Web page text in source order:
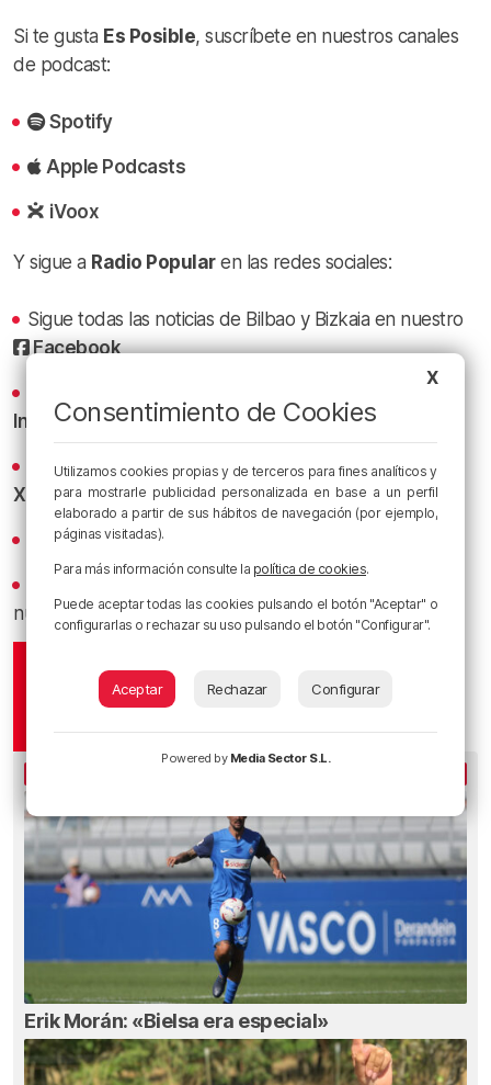
Si te gusta Es Posible, suscríbete en nuestros canales
de podcast:
Spotify
Apple Podcasts
iVoox
Y sigue a Radio Popularen las redes sociales:
Sigue todas las noticias de Bilbao y Bizkaia en nuestro
Facebook
Instagram
Los titulares y los bacalaos del Athletic al minuto en
X
Revive los mejores bacalaos en
Recibe las actualizaciones de nuestra programación y
nuestras noticias en nuestro
canal de Telegram
Erik Morán: «Bielsa era especial»
X
Consentimiento de Cookies
Utilizamos cookies propias y de terceros para fines analíticos y
para mostrarle publicidad personalizada en base a un perfil
elaborado a partir de sus hábitos de navegación (por ejemplo,
páginas visitadas).
Para más información consulte la política de cookies.
Puede aceptar todas las cookies pulsando el botón "Aceptar" o
configurarlas o rechazar su uso pulsando el botón "Configurar".
Aceptar Rechazar Configurar
Powered by Media Sector S.L.